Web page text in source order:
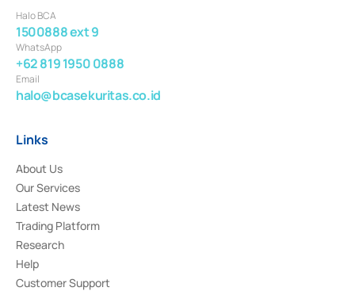
Halo BCA
1500888 ext 9
WhatsApp
+62 819 1950 0888
Email
halo@bcasekuritas.co.id
Links
About Us
Our Services
Latest News
Trading Platform
Research
Help
Customer Support